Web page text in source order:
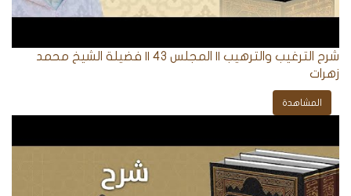
شرح الترغيب والترهيب || المجلس 43 || فضيلة الشيخ محمد
زهرات
المشاهدة